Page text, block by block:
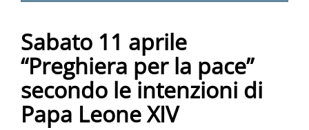
Sabato 11 aprile
“Preghiera per la pace”
secondo le intenzioni di
Papa Leone XIV